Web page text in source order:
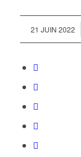
21 JUIN 2022
/